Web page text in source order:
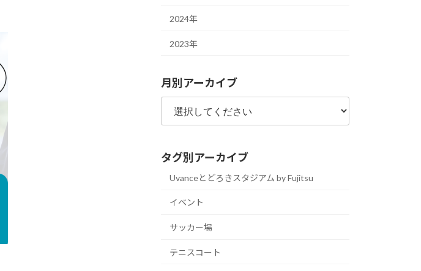
2024年
2023年
月別アーカイブ
タグ別アーカイブ
Uvanceとどろきスタジアム by Fujitsu
イベント
サッカー場
テニスコート